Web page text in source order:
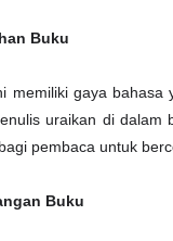
Buku
memiliki gaya bahasa
uraikan di dalam
pembaca untuk
Buku